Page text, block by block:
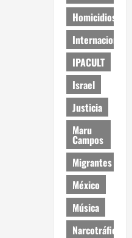
Homicidios
Internacional
IPACULT
Israel
Justicia
Maru
Campos
Migrantes
México
Música
Narcotráfico